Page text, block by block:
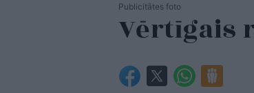
Publicitātes foto
Vērtīgais